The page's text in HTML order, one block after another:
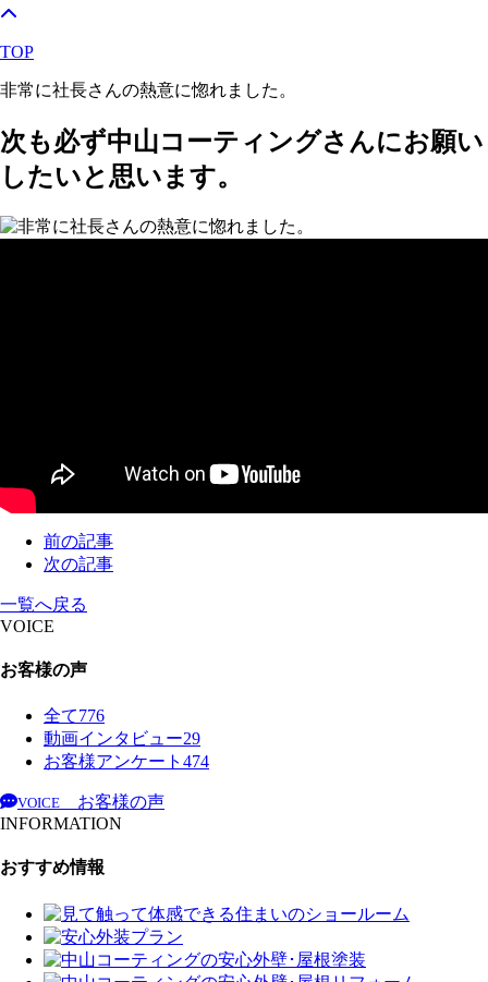
TOP
非常に社長さんの熱意に惚れました。
次も必ず中山コーティングさんにお願い
したいと思います。
前の記事
次の記事
一覧へ戻る
VOICE
お客様の声
全て776
動画インタビュー29
お客様アンケート 474
VOICE
お客様の声
INFORMATION
おすすめ情報